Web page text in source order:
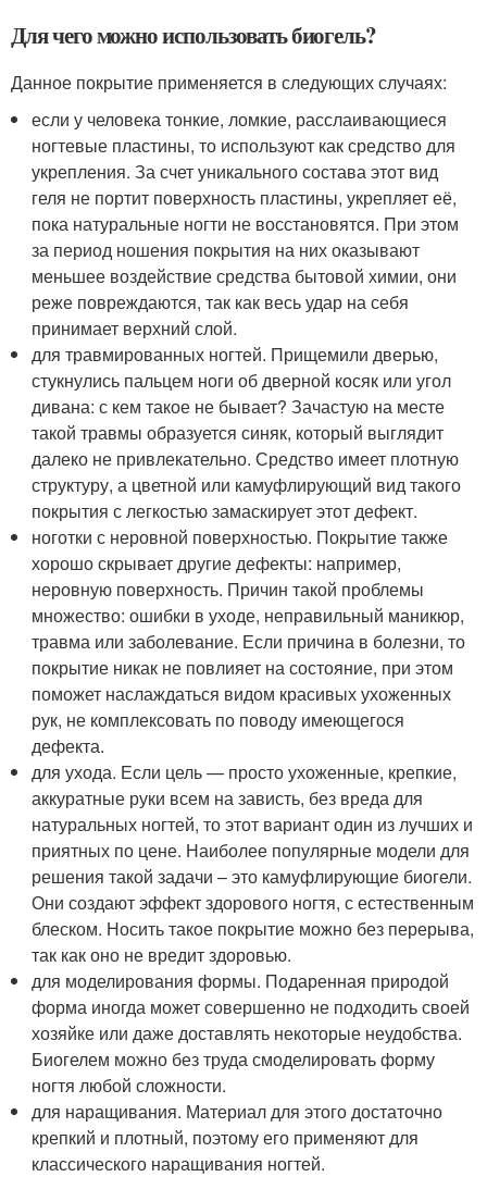
Для чего можно использовать биогель?
Данное покрытие применяется в следующих случаях:
если у человека тонкие, ломкие, расслаивающиеся
ногтевые пластины, то используют как средство для
укрепления. За счет уникального состава этот вид
геля не портит поверхность пластины, укрепляет её,
пока натуральные ногти не восстановятся. При этом
за период ношения покрытия на них оказывают
меньшее воздействие средства бытовой химии, они
реже повреждаются, так как весь удар на себя
принимает верхний слой.
для травмированных ногтей. Прищемили дверью,
стукнулись пальцем ноги об дверной косяк или угол
дивана: с кем такое не бывает? Зачастую на месте
такой травмы образуется синяк, который выглядит
далеко не привлекательно. Средство имеет плотную
структуру, а цветной или камуфлирующий вид такого
покрытия с легкостью замаскирует этот дефект.
ноготки с неровной поверхностью. Покрытие также
хорошо скрывает другие дефекты: например,
неровную поверхность. Причин такой проблемы
множество: ошибки в уходе, неправильный маникюр,
травма или заболевание. Если причина в болезни, то
покрытие никак не повлияет на состояние, при этом
поможет наслаждаться видом красивых ухоженных
рук, не комплексовать по поводу имеющегося
дефекта.
для ухода. Если цель — просто ухоженные, крепкие,
аккуратные руки всем на зависть, без вреда для
натуральных ногтей, то этот вариант один из лучших и
приятных по цене. Наиболее популярные модели для
решения такой задачи – это камуфлирующие биогели.
Они создают эффект здорового ногтя, с естественным
блеском. Носить такое покрытие можно без перерыва,
так как оно не вредит здоровью.
для моделирования формы. Подаренная природой
форма иногда может совершенно не подходить своей
хозяйке или даже доставлять некоторые неудобства.
Биогелем можно без труда смоделировать форму
ногтя любой сложности.
для наращивания. Материал для этого достаточно
крепкий и плотный, поэтому его применяют для
классического наращивания ногтей.